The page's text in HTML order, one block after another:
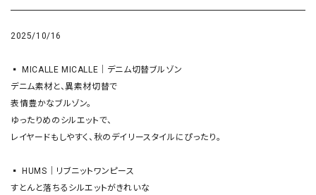
2025/10/16
▪️ MICALLE MICALLE｜デニム切替ブルゾン
デニム素材と、異素材切替で
表情豊かなブルゾン。
ゆったりめのシルエットで、
レイヤードもしやすく、秋のデイリースタイルにぴったり。
▪️ HUMS｜リブニットワンピース
すとんと落ちるシルエットがきれいな